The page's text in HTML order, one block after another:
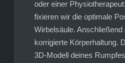
oder einer
fixieren wir die optimale
Wirbelsäule.
korrigierte Körperhaltung.
3D-Modell deines